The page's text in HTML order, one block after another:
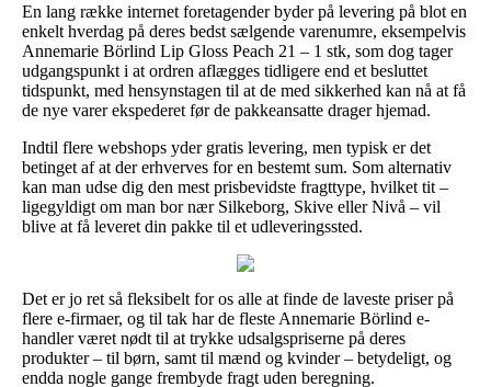
En lang række internet foretagender byder på levering på blot en
enkelt hverdag på deres bedst sælgende varenumre, eksempelvis
Annemarie Börlind Lip Gloss Peach 21 – 1 stk, som dog tager
udgangspunkt i at ordren aflægges tidligere end et besluttet
tidspunkt, med hensynstagen til at de med sikkerhed kan nå at få
de nye varer ekspederet før de pakkeansatte drager hjemad.
Indtil flere webshops yder gratis levering, men typisk er det
betinget af at der erhverves for en bestemt sum. Som alternativ
kan man udse dig den mest prisbevidste fragttype, hvilket tit –
ligegyldigt om man bor nær Silkeborg, Skive eller Nivå – vil
blive at få leveret din pakke til et udleveringssted.
Det er jo ret så fleksibelt for os alle at finde de laveste priser på
flere e-firmaer, og til tak har de fleste Annemarie Börlind e-
handler været nødt til at trykke udsalgspriserne på deres
produkter – til børn, samt til mænd og kvinder – betydeligt, og
endda nogle gange frembyde fragt uden beregning.